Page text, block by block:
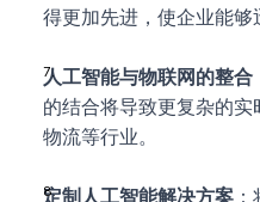
得更加先进，使企业能够
人工智能与物联网的整合
的结合将导致更复杂的
物流等行业。
定制人工智能解决方案